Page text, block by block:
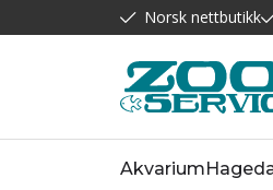
Norsk nettbutikk
Akvarium